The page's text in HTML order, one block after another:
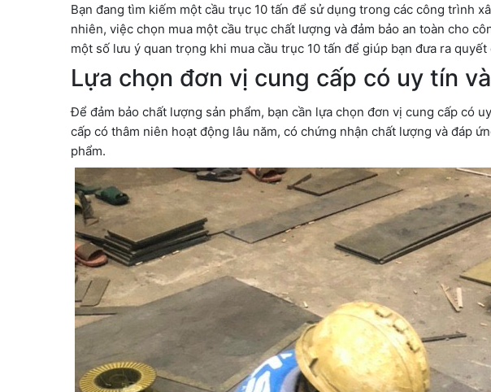
Bạn đang tìm kiếm một cầu trục 10 tấn để sử dụng trong các công trình
nhiên, việc chọn mua một cầu trục chất lượng và đảm bảo an toàn cho
một số lưu ý quan trọng khi mua cầu trục 10 tấn để giúp bạn đưa ra
Lựa chọn đơn vị cung cấp có uy tín
Để đảm bảo chất lượng sản phẩm, bạn cần lựa chọn đơn vị cung cấp có
cấp có thâm niên hoạt động lâu năm, có chứng nhận chất lượng và đáp
phẩm.